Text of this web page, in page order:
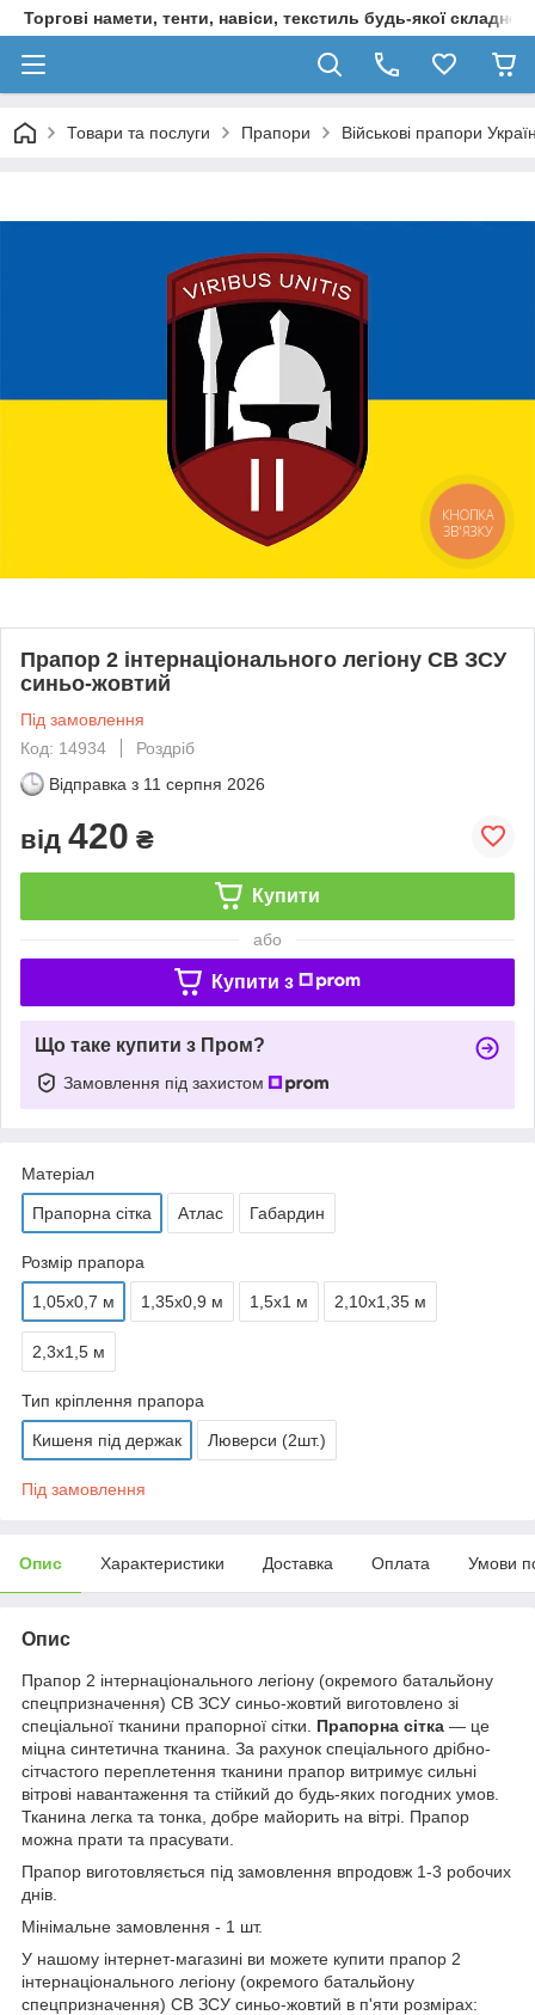
Торгові намети, тенти, навіси, текстиль будь-якої
Товари та послуги Прапори Військові прапори
Прапор 2 інтернаціонального легіону СВ ЗСУ
синьо-жовтий
Під замовлення
Код: 14934
Роздріб
Відправка з 11 серпня 2026
від 420 ₴
Купити
або
Купити з
Що таке купити з Пром?
Замовлення під захистом
Матеріал
Прапорна сітка Атлас Габардин
Розмір прапора
1,05х0,7 м 1,35х0,9 м 1,5х1 м 2,10х1,35 м
2,3х1,5 м
Тип кріплення прапора
Кишеня під держак Люверси (2шт.)
Під замовлення
Опис Характеристики Доставка Оплата Умови
Опис
Прапор 2 інтернаціонального легіону (окремого батальйону
спецпризначення) СВ ЗСУ синьо-жовтий виготовлено зі
спеціальної тканини прапорної сітки. Прапорна сітка — це
міцна синтетична тканина. За рахунок спеціального дрібно-
сітчастого переплетення тканини прапор витримує сильні
вітрові навантаження та стійкий до будь-яких погодних умов.
Тканина легка та тонка, добре майорить на вітрі. Прапор
можна прати та прасувати.
Прапор виготовляється під замовлення впродовж 1-3 робочих
днів.
Мінімальне замовлення - 1 шт.
У нашому інтернет-магазині ви можете купити прапор 2
інтернаціонального легіону (окремого батальйону
спецпризначення) СВ ЗСУ синьо-жовтий в п'яти розмірах:
КНОПКА
ЗВ'ЯЗКУ